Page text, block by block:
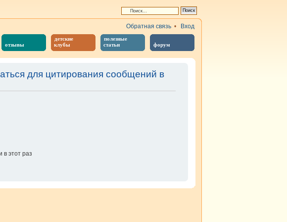
отзывы
детские
клубы
полезные
статьи
форум
Обратная связь • Вход
для цитирования сообщений в
этот раз